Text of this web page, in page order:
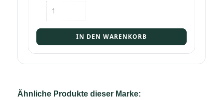
Kasten
Gerri
Menge
IN DEN WARENKORB
Ähnliche Produkte dieser Marke: